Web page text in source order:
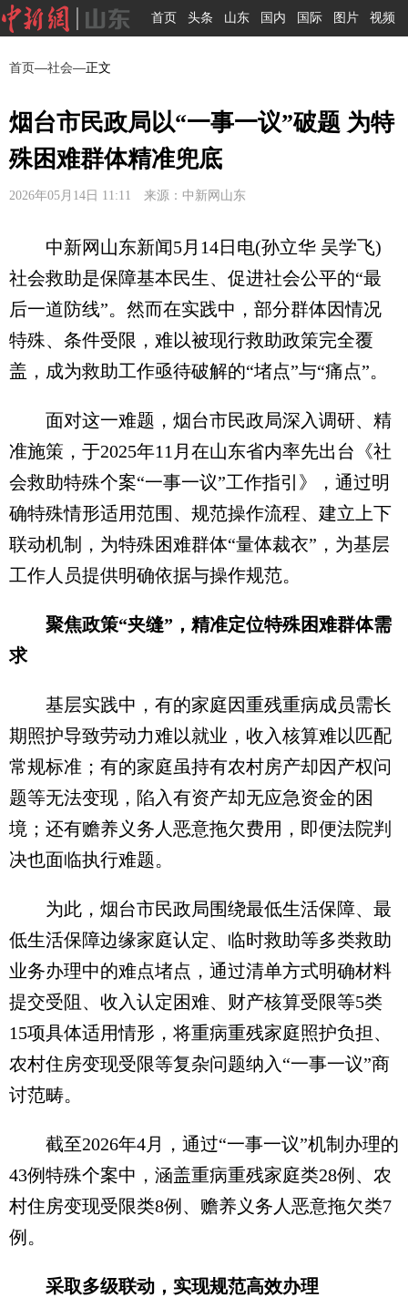
首页 头条 山东 国内 国际 图片 视频
首页—社会—正文
烟台市民政局以“一事一议”破题 为特
殊困难群体精准兜底
2026年05月14日 11:11 来源：中新网山东
中新网山东新闻5月14日电(孙立华 吴学飞)
社会救助是保障基本民生、促进社会公平的“最
后一道防线”。然而在实践中，部分群体因情况
特殊、条件受限，难以被现行救助政策完全覆
盖，成为救助工作亟待破解的“堵点”与“痛点”。
面对这一难题，烟台市民政局深入调研、精
准施策，于2025年11月在山东省内率先出台《社
会救助特殊个案“一事一议”工作指引》，通过明
确特殊情形适用范围、规范操作流程、建立上下
联动机制，为特殊困难群体“量体裁衣”，为基层
工作人员提供明确依据与操作规范。
聚焦政策“夹缝”，精准定位特殊困难群体需
求
基层实践中，有的家庭因重残重病成员需长
期照护导致劳动力难以就业，收入核算难以匹配
常规标准；有的家庭虽持有农村房产却因产权问
题等无法变现，陷入有资产却无应急资金的困
境；还有赡养义务人恶意拖欠费用，即便法院判
决也面临执行难题。
为此，烟台市民政局围绕最低生活保障、最
低生活保障边缘家庭认定、临时救助等多类救助
业务办理中的难点堵点，通过清单方式明确材料
提交受阻、收入认定困难、财产核算受限等5类
15项具体适用情形，将重病重残家庭照护负担、
农村住房变现受限等复杂问题纳入“一事一议”商
讨范畴。
截至2026年4月，通过“一事一议”机制办理的
43例特殊个案中，涵盖重病重残家庭类28例、农
村住房变现受限类8例、赡养义务人恶意拖欠类7
例。
采取多级联动，实现规范高效办理